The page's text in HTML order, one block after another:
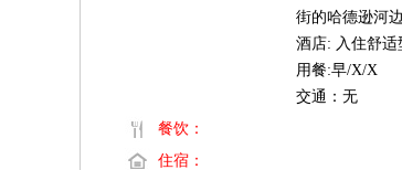
街的哈德逊河
酒店: 入住舒适
用餐:早/X/X
交通：无
餐饮：
住宿：